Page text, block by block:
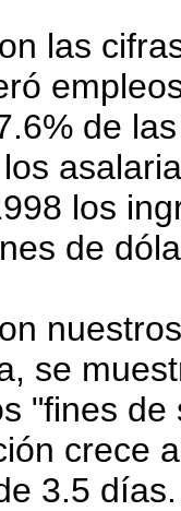
las
de
los
de
se
"fines
crece
3.5 días.